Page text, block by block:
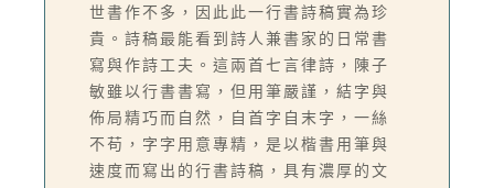
世書作不多，因此此一行書詩稿實為珍
貴。詩稿最能看到詩人兼書家的日常書
寫與作詩工夫。這兩首七言律詩，陳子
敏雖以行書書寫，但用筆嚴謹，結字與
佈局精巧而自然，自首字自末字，一絲
不苟，字字用意專精，是以楷書用筆與
速度而寫出的行書詩稿，具有濃厚的文